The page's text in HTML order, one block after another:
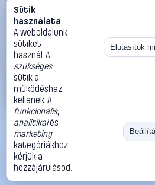
#1785889
TOOLCRAFT TO-5357667
444 rozsdamentes acél A2 10 db
TOOLCRAFT Metrikus csavarok
17 990 Ft
Kosárba
«
Méret:
©2026
ThermoScope
ÁSZF
Cégbemutató
Sütik
használata
A weboldalunk
sütiket
használ. A
szükséges
sütik a
működéshez
kellenek. A
funkcionális,
analitikaiés
marketing
kategóriákhoz
kérjük a
hozzájárulásod.
Elutasítok